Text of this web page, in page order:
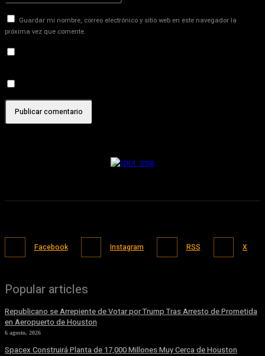
Guardar mi nombre, correo electrónico y sitio web en este navegador la
próxima vez que comente.
Facebook Instagram RSS X
Popular articles
Republicano se Arrepiente de Votar por Trump Tras Arresto de Prometida
en Aeropuerto de Houston
6 agosto, 2026
Spacex Construirá Planta de 17,000 Millones Muy Cerca de Houston